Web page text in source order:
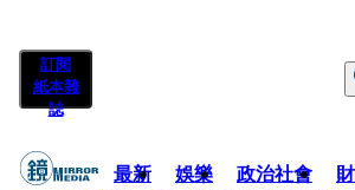
訂閱
紙本雜
誌
最新 娛樂 政治社會
快訊